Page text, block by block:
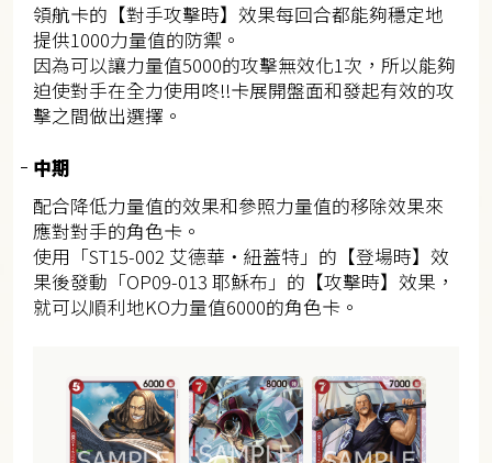
領航卡的【對手攻擊時】效果每回合都能夠穩定地
提供1000力量值的防禦。
因為可以讓力量值5000的攻擊無效化1次，所以能夠
迫使對手在全力使用咚!!卡展開盤面和發起有效的攻
擊之間做出選擇。
中期
配合降低力量值的效果和參照力量值的移除效果來
應對對手的角色卡。
使用「ST15-002 艾德華・紐蓋特」的【登場時】效
果後發動「OP09-013 耶穌布」的【攻擊時】效果，
就可以順利地KO力量值6000的角色卡。